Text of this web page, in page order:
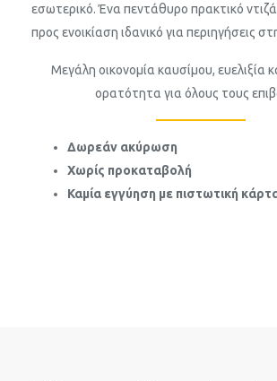
εσωτερικό. Ένα πεντάθυρο πρακτικό
προς ενοικίαση ιδανικό για περιηγήσεις
Μεγάλη οικονομία καυσίμου, ευελιξία
ορατότητα για όλους τους
Δωρεάν ακύρωση
Χωρίς προκαταβολή
Καμία εγγύηση με πιστωτική